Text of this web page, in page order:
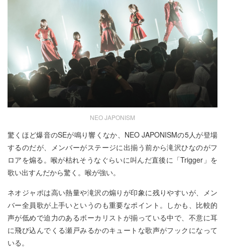
NEO JAPONISM
驚くほど爆音のSEが鳴り響くなか、NEO JAPONISMの5人が登場
するのだが、メンバーがステージに出揃う前から滝沢ひなのがフ
ロアを煽る。喉が枯れそうなぐらいに叫んだ直後に「Trigger」を
歌い出すんだから驚く。喉が強い。
ネオジャポは高い熱量や滝沢の煽りが印象に残りやすいが、メン
バー全員歌が上手いというのも重要なポイント。しかも、比較的
声が低めで迫力のあるボーカリストが揃っている中で、不意に耳
に飛び込んでくる瀬戸みるかのキュートな歌声がフックになって
いる。